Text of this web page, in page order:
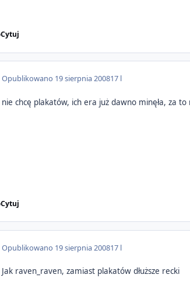
Cytuj
Opublikowano 19 sierpnia 200817 l
nie chcę plakatów, ich era już dawno minęła, za
Cytuj
Opublikowano 19 sierpnia 200817 l
Jak raven_raven, zamiast plakatów dłuższe recki